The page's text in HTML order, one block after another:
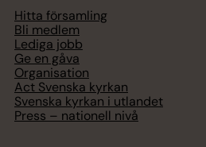
Hitta församling
Bli medlem
Lediga jobb
Ge en gåva
Organisation
Act Svenska kyrkan
Svenska kyrkan i utlandet
Press – nationell nivå